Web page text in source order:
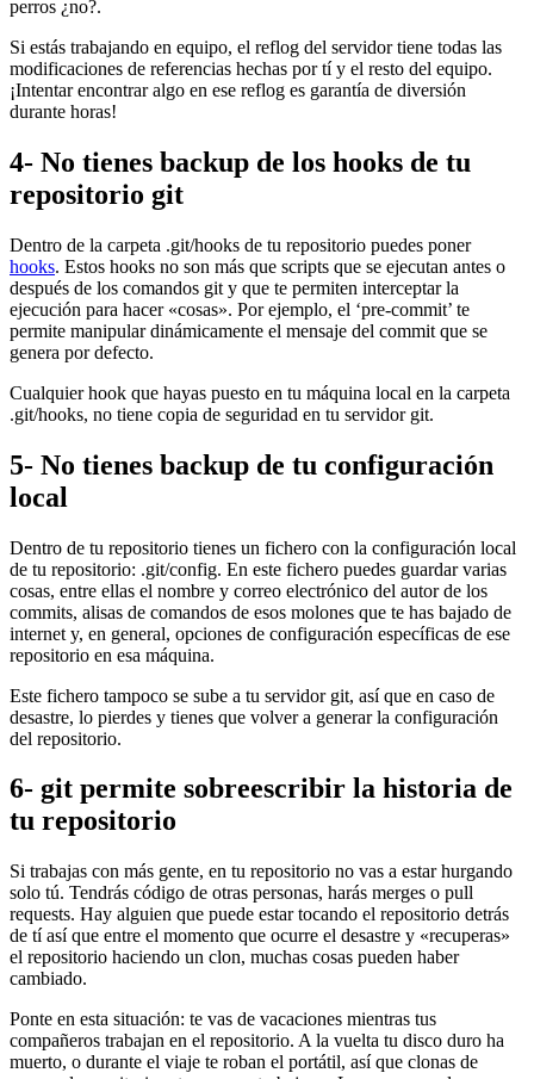
perros ¿no?.
Si estás trabajando en equipo, el reflog del servidor tiene todas las
modificaciones de referencias hechas por tí y el resto del equipo.
¡Intentar encontrar algo en ese reflog es garantía de diversión
durante horas!
4- No tienes backup de los hooks de tu
repositorio git
Dentro de la carpeta .git/hooks de tu repositorio puedes poner
hooks. Estos hooks no son más que scripts que se ejecutan antes o
después de los comandos git y que te permiten interceptar la
ejecución para hacer «cosas». Por ejemplo, el ‘pre-commit’ te
permite manipular dinámicamente el mensaje del commit que se
genera por defecto.
Cualquier hook que hayas puesto en tu máquina local en la carpeta
.git/hooks, no tiene copia de seguridad en tu servidor git.
5- No tienes backup de tu configuración
local
Dentro de tu repositorio tienes un fichero con la configuración local
de tu repositorio: .git/config. En este fichero puedes guardar varias
cosas, entre ellas el nombre y correo electrónico del autor de los
commits, alisas de comandos de esos molones que te has bajado de
internet y, en general, opciones de configuración específicas de ese
repositorio en esa máquina.
Este fichero tampoco se sube a tu servidor git, así que en caso de
desastre, lo pierdes y tienes que volver a generar la configuración
del repositorio.
6- git permite sobreescribir la historia de
tu repositorio
Si trabajas con más gente, en tu repositorio no vas a estar hurgando
solo tú. Tendrás código de otras personas, harás merges o pull
requests. Hay alguien que puede estar tocando el repositorio detrás
de tí así que entre el momento que ocurre el desastre y «recuperas»
el repositorio haciendo un clon, muchas cosas pueden haber
cambiado.
Ponte en esta situación: te vas de vacaciones mientras tus
compañeros trabajan en el repositorio. A la vuelta tu disco duro ha
muerto, o durante el viaje te roban el portátil, así que clonas de